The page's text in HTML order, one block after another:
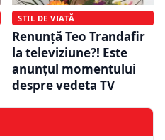
STIL DE VIAȚĂ
Renunță Teo Trandafir
la televiziune?! Este
anunțul momentului
despre vedeta TV